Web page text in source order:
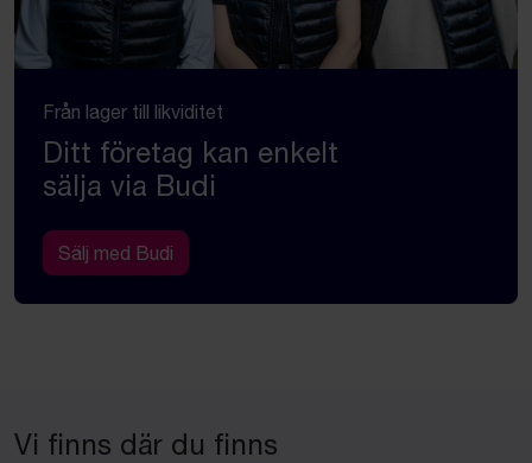
Från lager till likviditet
Ditt företag kan enkelt
sälja via Budi
Sälj med Budi
Vi finns där du finns